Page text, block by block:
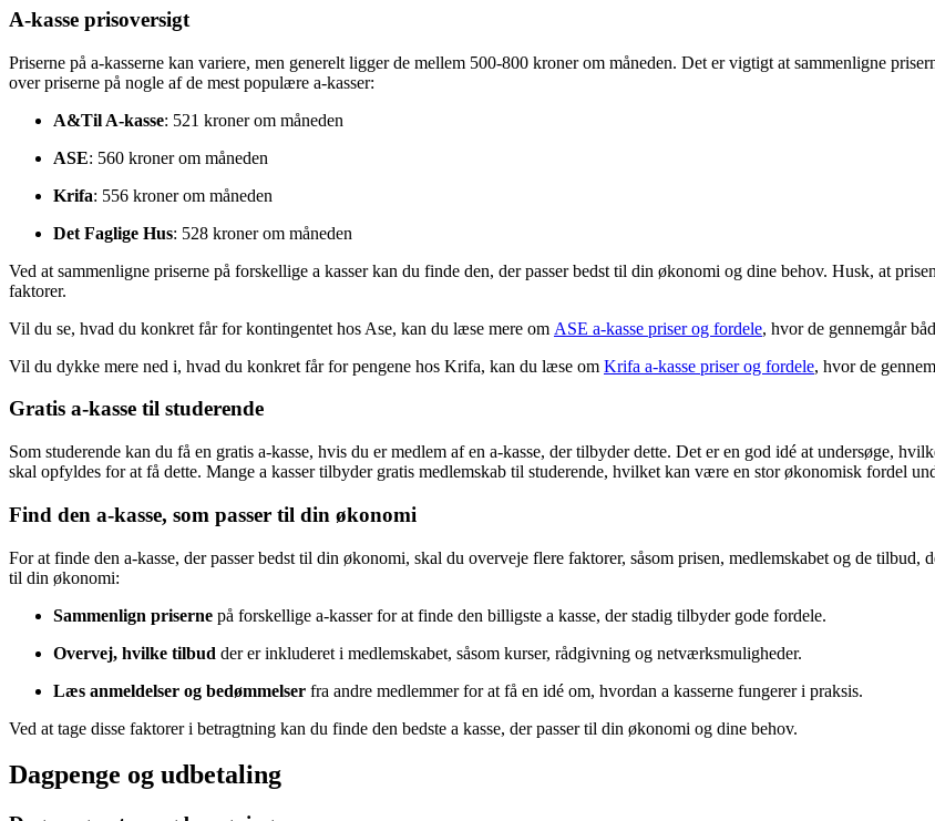
A-kasse prisoversigt
Priserne på a-kasserne kan variere, men generelt ligger de mellem 500-800 kroner om måneden. Det er vigtigt at sammenligne
over priserne på nogle af de mest populære a-kasser:
A&Til A-kasse: 521 kroner om måneden
ASE: 560 kroner om måneden
Krifa: 556 kroner om måneden
Det Faglige Hus: 528 kroner om måneden
Ved at sammenligne priserne på forskellige a kasser kan du finde den, der passer bedst til din økonomi og dine behov. Husk, at
faktorer.
Vil du se, hvad du konkret får for kontingentet hos Ase, kan du læse mere om ASE a-kasse priser og fordele, hvor de gennemgår
Vil du dykke mere ned i, hvad du konkret får for pengene hos Krifa, kan du læse om Krifa a-kasse priser og fordele, hvor de
Gratis a-kasse til studerende
Som studerende kan du få en gratis a-kasse, hvis du er medlem af en a-kasse, der tilbyder dette. Det er en god idé at undersøge,
skal opfyldes for at få dette. Mange a kasser tilbyder gratis medlemskab til studerende, hvilket kan være en stor økonomisk fordel
Find den a-kasse, som passer til din økonomi
For at finde den a-kasse, der passer bedst til din økonomi, skal du overveje flere faktorer, såsom prisen, medlemskabet og de
til din økonomi:
Sammenlign priserne på forskellige a-kasser for at finde den billigste a kasse, der stadig tilbyder gode fordele.
Overvej, hvilke tilbud der er inkluderet i medlemskabet, såsom kurser, rådgivning og netværksmuligheder.
Læs anmeldelser og bedømmelser fra andre medlemmer for at få en idé om, hvordan a kasserne fungerer i praksis.
Ved at tage disse faktorer i betragtning kan du finde den bedste a kasse, der passer til din økonomi og dine behov.
Dagpenge og udbetaling